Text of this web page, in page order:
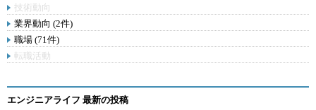
技術動向
業界動向 (2件)
職場 (71件)
転職活動
エンジニアライフ 最新の投稿